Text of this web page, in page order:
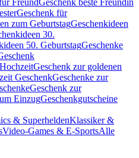
FreundGeschenk beste Freundin
Geschenk für
zum GeburtstagGeschenkideen
30.
50. GeburtstagGeschenke
Geschenk zur goldenen
GeschenkGeschenke zur
Geschenk zur
EinzugGeschenkgutscheine
& SuperheldenKlassiker &
Video-Games & E-SportsAlle